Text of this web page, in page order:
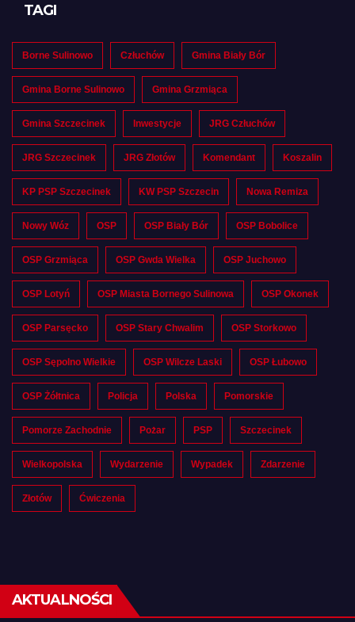
TAGI
Borne Sulinowo Człuchów Gmina Biały Bór
Gmina Borne Sulinowo Gmina Grzmiąca
Gmina Szczecinek Inwestycje JRG Człuchów
JRG Szczecinek JRG Złotów Komendant Koszalin
KP PSP Szczecinek KW PSP Szczecin Nowa Remiza
Nowy Wóz OSP OSP Biały Bór OSP Bobolice
OSP Grzmiąca OSP Gwda Wielka OSP Juchowo
OSP Lotyń OSP Miasta Bornego Sulinowa OSP Okonek
OSP Parsęcko OSP Stary Chwalim OSP Storkowo
OSP Sępolno Wielkie OSP Wilcze Laski OSP Łubowo
OSP Żółtnica Policja Polska Pomorskie
Pomorze Zachodnie Pożar PSP Szczecinek
Wielkopolska Wydarzenie Wypadek Zdarzenie
Złotów Ćwiczenia
AKTUALNOŚCI